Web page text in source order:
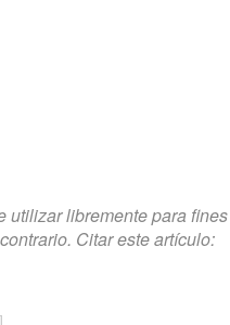
libremente para fines
Citar este artículo: